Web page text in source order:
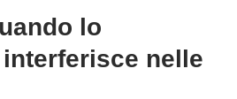
lo
nelle